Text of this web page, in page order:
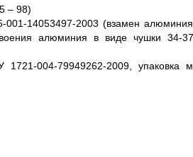
– 98)
001-14053497-2003 (взамен
алюминия в виде чушки 34-
004-79949262-2009, упаковка